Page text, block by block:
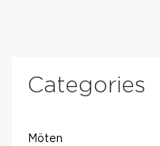
Categories
Möten